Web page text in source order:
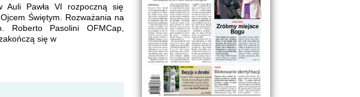
Pawła VI rozpoczną się
Świętym. Rozważania na
Roberto Pasolini OFMCap,
się w